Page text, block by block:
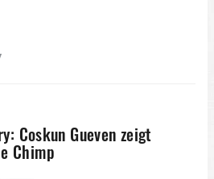
Coskun Gueven zeigt
Chimp